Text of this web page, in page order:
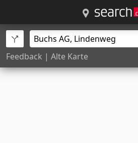
Feedback | Alte Karte